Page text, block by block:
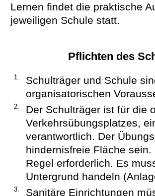
Lernen findet die praktische
jeweiligen Schule statt.
Pflichten des
1.
Schulträger und Schule
organisatorischen
2.
Der Schulträger ist für die
Verkehrsübungsplatzes,
verantwortlich. Der
hindernisfreie Fläche
Regel erforderlich. Es
Untergrund handeln
3.
Sanitäre Einrichtungen